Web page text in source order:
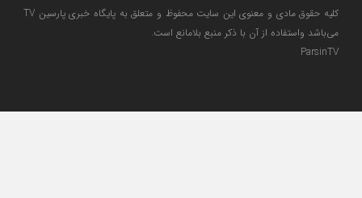
کلیه حقوق مادی و معنوی این سایت محفوظ و متعلق به پایگاه خبری پارسین TV
می‌باشد واستفاده از آن با ذکر منبع بلامانع است.
ParsinTV